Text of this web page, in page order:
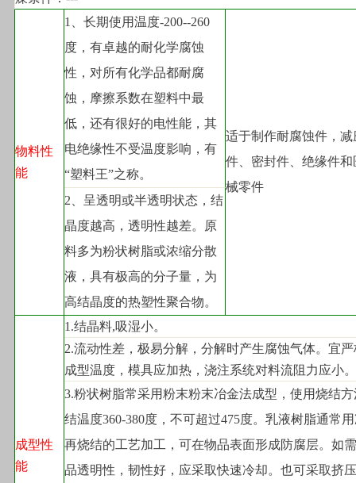
物料性
能
1
、长期使用温度-200--260
度，有卓越的耐化学腐蚀
性，对所有化学品都耐腐
蚀，摩擦系数在塑料中最
低，还有很好的电性能，其
电绝缘性不受温度影响，有
“塑料王”之称。
适于制作耐腐蚀件，减
件、密封件、绝缘件和
械零件
2 、呈透明或半透明状态，结
晶度越高，透明性越差。原
料多为粉状树脂或浓缩分散
液，具有极高的分子量，为
高结晶度的热塑性聚合物。
成型性
能
1.结晶料,吸湿小。
2.流动性差，极易分解，分解时产生腐蚀气体。宜
成型温度，模具应加热，浇注系统对料流阻力应小。
3.粉状树脂常采用粉末粉末冶金法成型，使用烧结
结温度360-380度，不可超过475度。乳液树脂通常
再烧结的工艺加工，可在物品表面形成防腐层。如
品透明性，韧性好，应采取快速冷却。也可采取挤